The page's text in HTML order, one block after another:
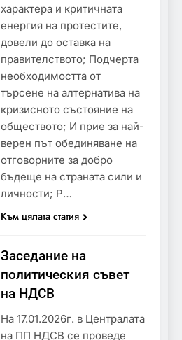
характера и критичната
енергия на протестите,
довели до оставка на
правителството; Подчерта
необходимостта от
търсене на алтернатива на
кризисното състояние на
обществото; И прие за най-
верен път обединяване на
отговорните за добро
бъдеще на страната сили и
личности; Р…
Към цялата статия
Заседание на
политическия съвет
на НДСВ
На 17.01.2026г. в Централата
на ПП НДСВ се проведе